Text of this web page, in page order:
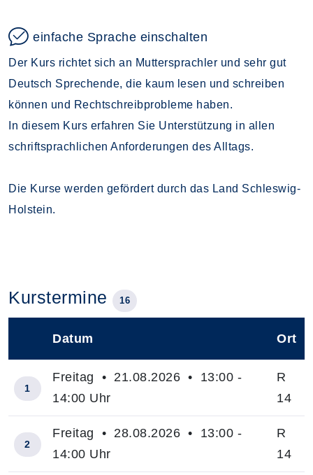
einfache Sprache einschalten
Der Kurs richtet sich an Muttersprachler und sehr gut
Deutsch Sprechende, die kaum lesen und schreiben
können und Rechtschreibprobleme haben.
In diesem Kurs erfahren Sie Unterstützung in allen
schriftsprachlichen Anforderungen des Alltags.
Die Kurse werden gefördert durch das Land Schleswig-
Holstein.
Kurstermine 16
Datum Ort
1
Freitag • 21.08.2026 • 13:00 -
14:00 Uhr
R
14
2
Freitag • 28.08.2026 • 13:00 -
14:00 Uhr
R
14